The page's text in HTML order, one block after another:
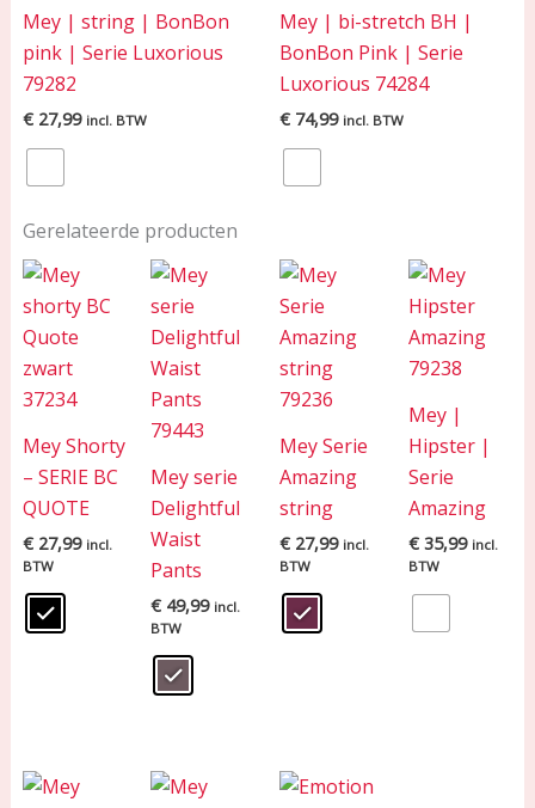
Mey | string | BonBon
pink | Serie Luxorious
79282
€27,99 incl. BTW
Mey | bi-stretch BH |
BonBon Pink | Serie
Luxorious 74284
€ 74,99 incl. BTW
Gerelateerde producten
Mey Shorty
– SERIE BC
QUOTE
€27,99 incl.
BTW
Mey serie
Delightful
Waist
Pants
€ 49,99 incl.
BTW
Mey Serie
Amazing
string
€ 27,99 incl.
BTW
Mey |
Hipster |
Serie
Amazing
€35,99 incl.
BTW